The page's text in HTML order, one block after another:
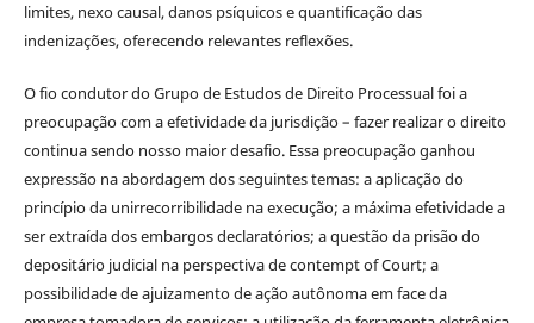
limites, nexo causal, danos psíquicos e quantificação das
indenizações, oferecendo relevantes reflexões.
O fio condutor do Grupo de Estudos de Direito Processual foi a
preocupação com a efetividade da jurisdição – fazer realizar o direito
continua sendo nosso maior desafio. Essa preocupação ganhou
expressão na abordagem dos seguintes temas: a aplicação do
princípio da unirrecorribilidade na execução; a máxima efetividade a
ser extraída dos embargos declaratórios; a questão da prisão do
depositário judicial na perspectiva de contempt of Court; a
possibilidade de ajuizamento de ação autônoma em face da